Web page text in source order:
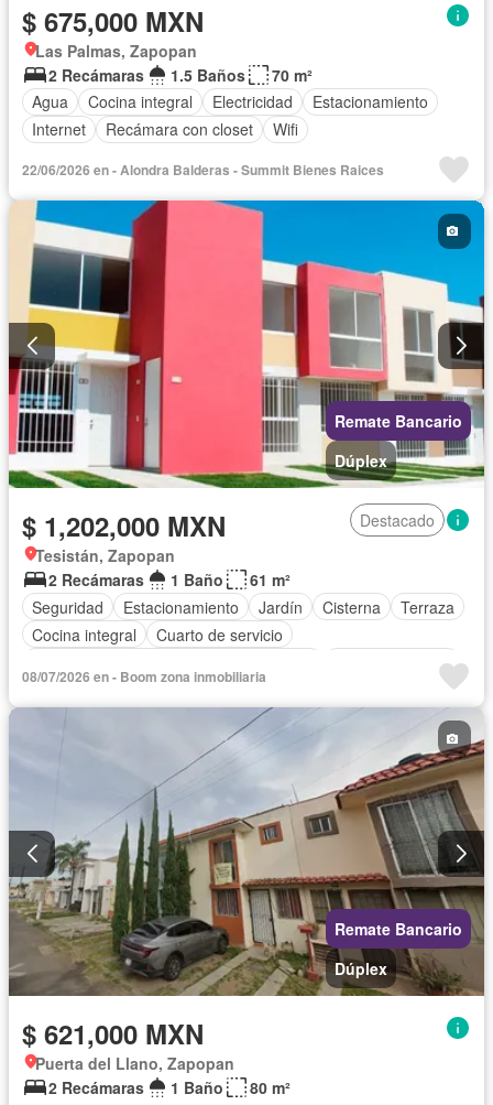
$ 675,000 MXN
Las Palmas, Zapopan
2 Recámaras
1.5 Baños
70 m²
Agua
Cocina integral Electricidad
Estacionamiento
Internet
Recámara con closet Wifi
22/06/2026 en - Alondra Balderas - Summit Bienes Raices
Remate Bancario
Dúplex
$ 1,202,000 MXN
Destacado
Tesistán, Zapopan
2 Recámaras
1 Baño
61 m²
Seguridad
Estacionamiento Jardín Cisterna
Terraza
Cocina integral
Cuarto de servicio
Cocina equipada
Zona infantil
Internet
Circuito cerrado de televisión
Electricidad
Televisión por cable
Caseta de vigilancia
08/07/2026 en - Boom zona inmobiliaria
Remate Bancario
Dúplex
$ 621,000 MXN
Puerta del Llano, Zapopan
2 Recámaras
1 Baño 80 m²